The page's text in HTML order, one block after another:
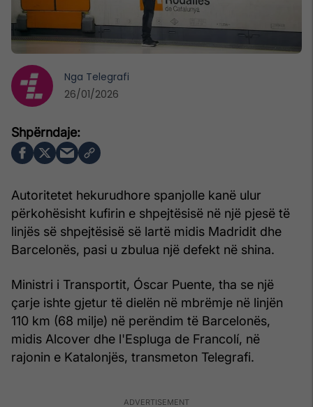
Autoritetet hekurudhore spanjolle kanë ulur
përkohësisht kufirin e shpejtësisë në një pjesë të
linjës së shpejtësisë së lartë midis Madridit dhe
Barcelonës, pasi u zbulua një defekt në shina.
Ministri i Transportit, Óscar Puente, tha se një
çarje ishte gjetur të dielën në mbrëmje në linjën
110 km (68 milje) në perëndim të Barcelonës,
midis Alcover dhe l'Espluga de Francolí, në
rajonin e Katalonjës, transmeton Telegrafi.
Nga Telegrafi
26/01/2026